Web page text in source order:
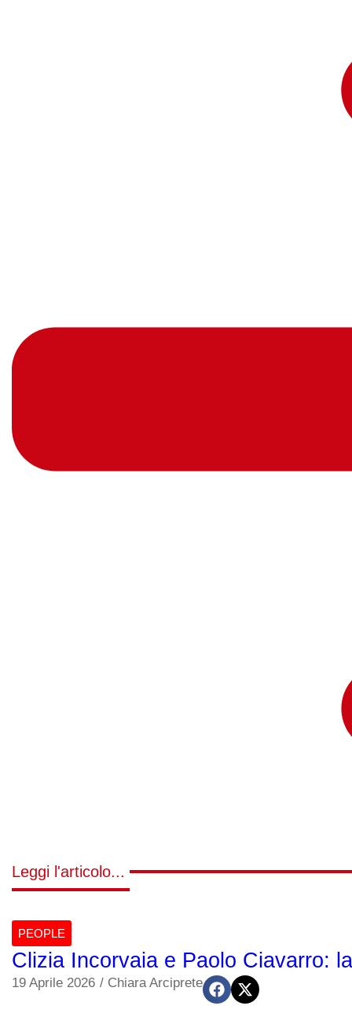
Leggi l'articolo...
PEOPLE
Clizia Incorvaia e Paolo Ciavarro:
19 Aprile 2026 / Chiara Arciprete